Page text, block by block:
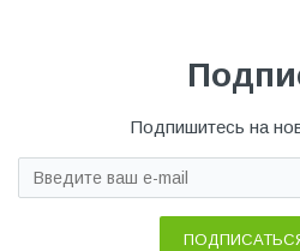
Подпишитесь на